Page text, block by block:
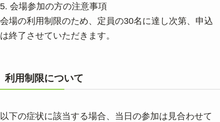
5. 会場参加の方の注意事項
会場の利用制限のため、定員の30名に達し次第、申込
は終了させていただきます。
利用制限について
以下の症状に該当する場合、当日の参加は見合わせて